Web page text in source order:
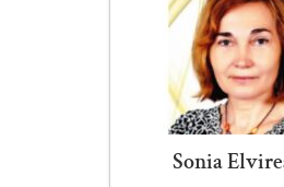
Sonia